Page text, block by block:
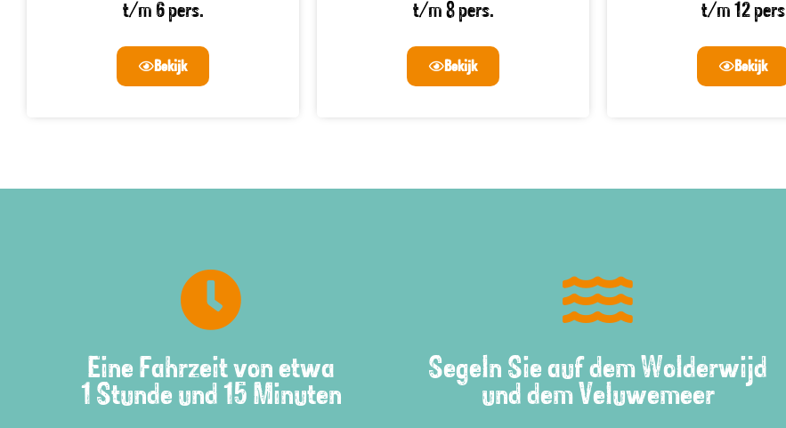
t/m 6 pers.
Bekijk
t/m 8 pers.
Bekijk
t/m 12 pers
Bekijk
Eine Fahrzeit von etwa
1 Stunde und 15 Minuten
Segeln Sie auf dem Wolderwijd
und dem Veluwemeer